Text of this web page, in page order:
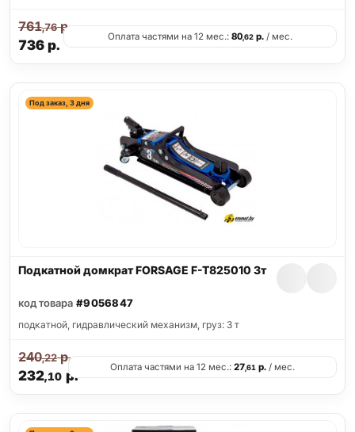
736р.
761,76р.
Оплата частями на 12 мес.: 80,62р./ мес.
Под заказ, 3 дня
Подкатной домкрат FORSAGE F-T825010 3т
код товара #9056847
подкатной, гидравлический механизм, груз: 3 т
232,10р.
240,22р.
Оплата частями на 12 мес.: 27,61 р. / мес.